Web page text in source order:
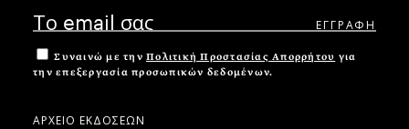
Συναινώ με την Πολιτική Προστασίας Απορρήτου για
την επεξεργασία προσωπικών δεδομένων.
ΑΡΧΕΙΟ ΕΚΔΟΣΕΩΝ